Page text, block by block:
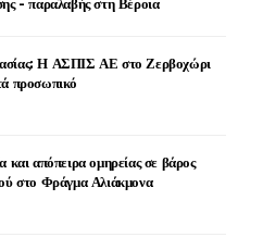
Η ΑΣΠΙΣ ΑΕ στο Ζερβοχώρι
προσωπικό
και απόπειρα ομηρείας σε βάρος
στο Φράγμα Αλιάκμονα